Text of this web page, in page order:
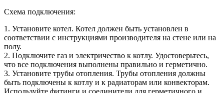
Схема подключения:
1. Установите котел. Котел должен быть установлен в
соответствии с инструкциями производителя на стене или на
полу.
2. Подключите газ и электричество к котлу. Удостоверьтесь,
что все подключения выполнены правильно и герметично.
3. Установите трубы отопления. Трубы отопления должны
быть подключены к котлу и к радиаторам или конвекторам.